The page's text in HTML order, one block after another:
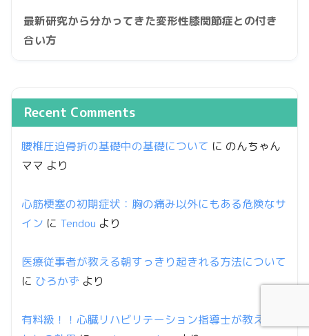
最新研究から分かってきた変形性膝関節症との付き
合い方
Recent Comments
腰椎圧迫骨折の基礎中の基礎について に のんちゃん
ママ より
心筋梗塞の初期症状：胸の痛み以外にもある危険なサ
イン に Tendou より
医療従事者が教える朝すっきり起きれる方法について
に ひろかず より
有料級！！心臓リハビリテーション指導士が教える筋